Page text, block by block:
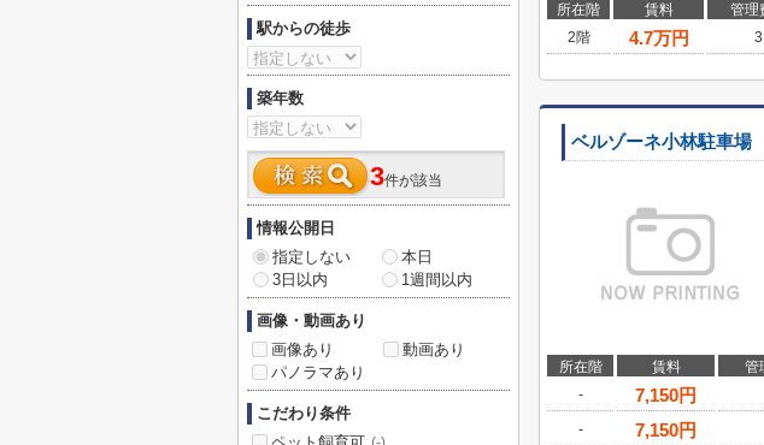
所在階 賃料 管理
2階
4.7万円
ベルゾーネ小林駐車場
所在階 賃料 管
-
7,150円
-
7,150円
駅からの徒歩
築年数
3件が該当
情報公開日
指定しない
本日
3日以内
1週間以内
画像・動画あり
画像あり
動画あり
パノラマあり
こだわり条件